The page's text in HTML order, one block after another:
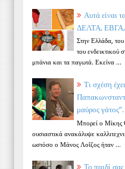
Αυτά είναι
ΔΕΛΤΑ,
Στην Ελλάδα,
του ενδεικτικού
μπάνια και τα παγωτά. Εκείνα ...
Τι σχέση
μαύρος γάτος”.
Μπορεί ο Μίκης
ουσιαστικά ανακάλυψε
ωστόσο ο Μάνος Λοΐζος ήταν ...
Το παιδί